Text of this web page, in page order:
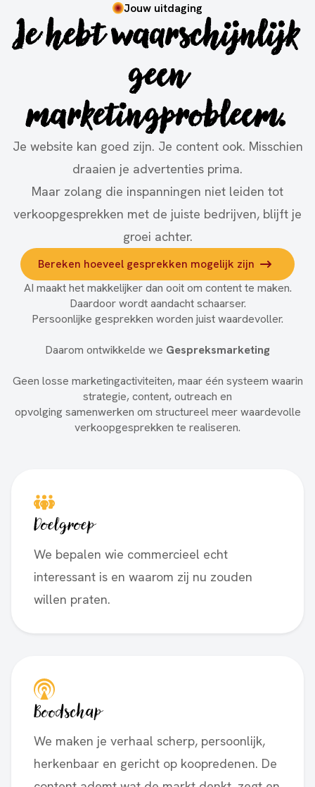
Jouw uitdaging
Je hebt waarschijnlijk
geen
marketingprobleem.
Je website kan goed zijn. Je content ook. Misschien
draaien je advertenties prima.
Maar zolang die inspanningen niet leiden tot
verkoopgesprekken met de juiste bedrijven, blijft je
groei achter.
Bereken hoeveel gesprekken mogelijk zijn
AI maakt het makkelijker dan ooit om content te maken.
Daardoor wordt aandacht schaarser.
Persoonlijke gesprekken worden juist waardevoller.
Daarom ontwikkelde we Gespreksmarketing
Geen losse marketingactiviteiten, maar één systeem waarin
strategie, content, outreach en
opvolging samenwerken om structureel meer waardevolle
verkoopgesprekken te realiseren.
Doelgroep
We bepalen wie commercieel echt
interessant is en waarom zij nu zouden
willen praten.
Boodschap
We maken je verhaal scherp, persoonlijk,
herkenbaar en gericht op koopredenen. De